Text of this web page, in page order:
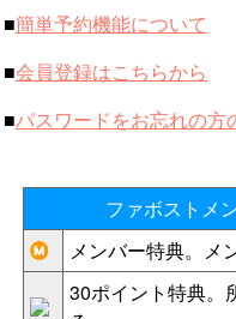
■簡単予約機能について
■会員登録はこちらから
■パスワードをお忘れの方
ファボストメ
メンバー特典。メ
30ポイント特典。